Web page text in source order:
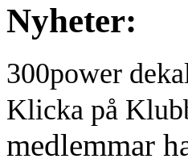
Nyheter:
300power
Klicka på
medlemmar